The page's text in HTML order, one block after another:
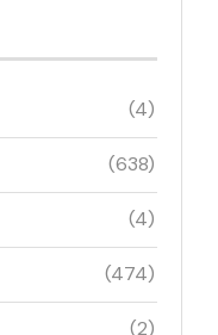
(4)
(638)
(4)
(474)
(2)